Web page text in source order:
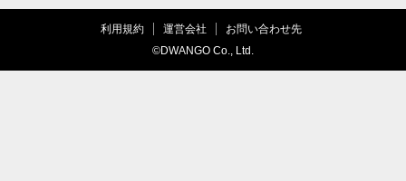
利用規約 運営会社
お問い合わせ先
©DWANGO Co., Ltd.